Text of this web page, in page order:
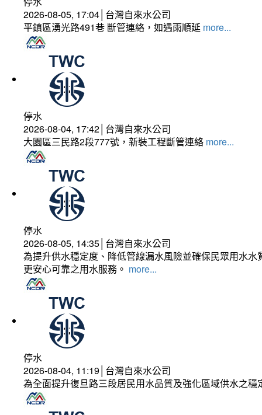
2026-08-05, 17:04│台灣自來水公司
平鎮區湧光路491巷 斷管連絡，如遇雨順延 more...
停水
2026-08-04, 17:42│台灣自來水公司
大園區三民路2段777號，新裝工程斷管連絡 more...
停水
2026-08-05, 14:35│台灣自來水公司
為提升供水穩定度、降低管線漏水風險並確保民眾用水
更安心可靠之用水服務。 more...
停水
2026-08-04, 11:19│台灣自來水公司
為全面提升復旦路三段居民用水品質及強化區域供水之